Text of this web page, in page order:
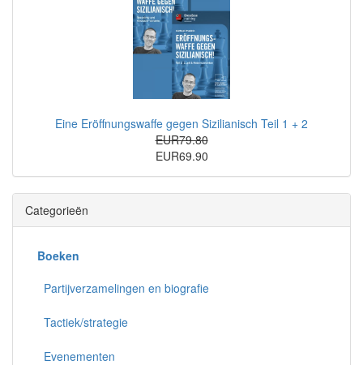
Eine Eröffnungswaffe gegen Sizilianisch Teil 1 + 2
EUR79.80
EUR69.90
Categorieën
Boeken
Partijverzamelingen en biografie
Tactiek/strategie
Evenementen